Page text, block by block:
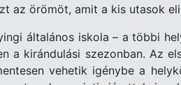
az örömöt, amit a kis utasok
általános iskola – a többi
a kirándulási szezonban. Az
vehetik igénybe a helyk